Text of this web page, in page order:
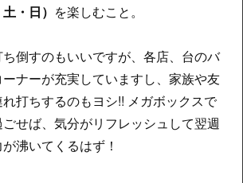
・日） を楽しむこと。
倒すのもいいですが、各店、台のバ
ナーが充実していますし、家族や友
打ちするのもヨシ!! メガボックスで
せば、気分がリフレッシュして翌週
沸いてくるはず！